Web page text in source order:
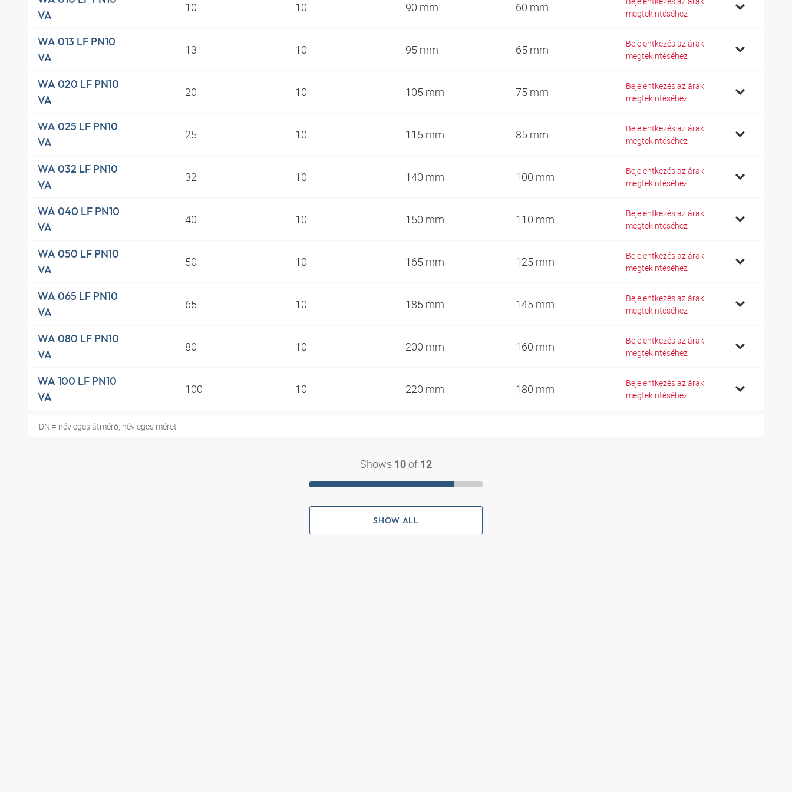
VA
10 10 90 mm 60 mm
megtekintéséhez
WA 013 LF PN10
VA
13 10 95 mm 65 mm
Bejelentkezés az árak
megtekintéséhez
WA 020 LF PN10
VA
20 10 105 mm 75 mm
Bejelentkezés az árak
megtekintéséhez
WA 025 LF PN10
VA
25 10 115 mm 85 mm
Bejelentkezés az árak
megtekintéséhez
WA 032 LF PN10
VA
32 10 140 mm 100 mm
Bejelentkezés az árak
megtekintéséhez
WA 040 LF PN10
VA
40 10 150 mm 110 mm
Bejelentkezés az árak
megtekintéséhez
WA 050 LF PN10
VA
50 10 165 mm 125 mm
Bejelentkezés az árak
megtekintéséhez
WA 065 LF PN10
VA
65 10 185 mm 145 mm
Bejelentkezés az árak
megtekintéséhez
WA 080 LF PN10
VA
80 10 200 mm 160 mm
Bejelentkezés az árak
megtekintéséhez
WA 100 LF PN10
VA
100 10 220 mm 180 mm
Bejelentkezés az árak
megtekintéséhez
DN = névleges átmérő, névleges méret
Shows 10 of 12
SHOW ALL